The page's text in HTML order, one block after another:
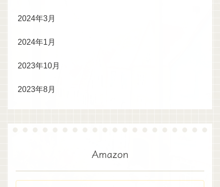
2024年3月
2024年1月
2023年10月
2023年8月
Amazon